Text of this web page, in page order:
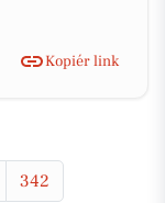
Kopiér link
342